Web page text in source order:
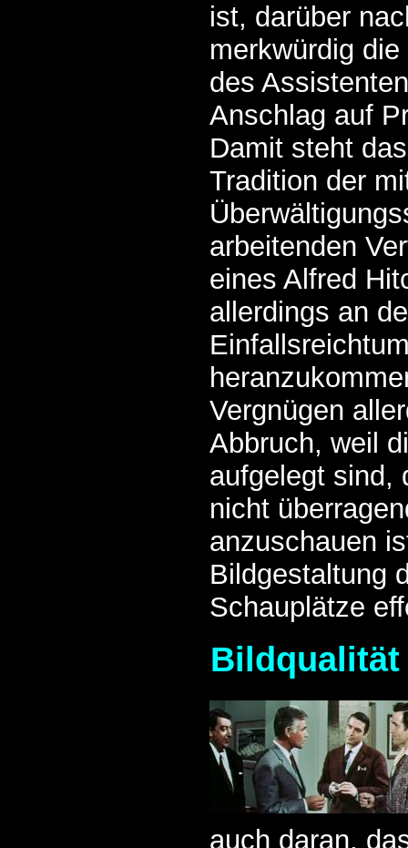
ist, darüber
merkwürdig
des
Anschlag auf
Damit steht
Tradition der
arbeitenden
eines Alfred
allerdings an
Vergnügen
Abbruch, weil
aufgelegt sind,
nicht
anzuschauen
Bildgestaltung
Schauplätze
Bildqualität
auch daran,